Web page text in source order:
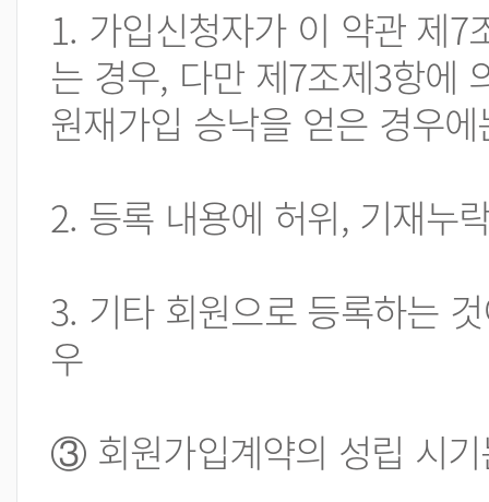
1. 가입신청자가 이 약관 제
는 경우, 다만 제7조제3항에
원재가입 승낙을 얻은 경우
2. 등록 내용에 허위, 기재누
3. 기타 회원으로 등록하는
우
③ 회원가입계약의 성립 시기